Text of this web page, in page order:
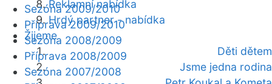
Reklamní nabídka
Hrdý partner - nabídka
Žijeme
Děti dětem
Jsme jedna rodina
Sezóna 2009/2010
Příprava 2009/2010
Sezóna 2008/2009
Příprava 2008/2009
Sezóna 2007/2008